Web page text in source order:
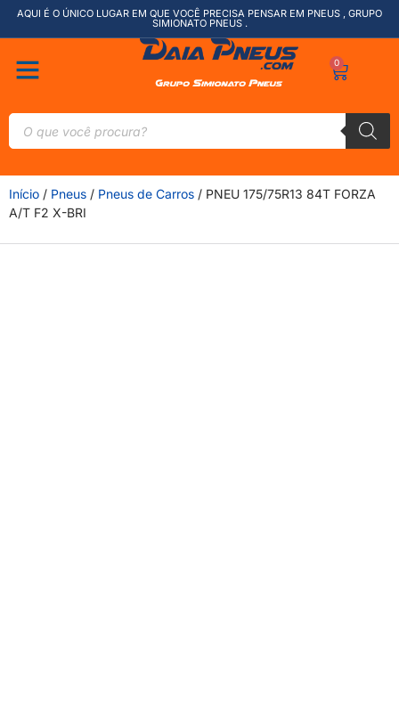
AQUI É O ÚNICO LUGAR EM QUE VOCÊ PRECISA PENSAR EM PNEUS , GRUPO
SIMIONATO PNEUS .
0
Início / Pneus / Pneus de Carros / PNEU 175/75R13 84T FORZA
A/T F2 X-BRI